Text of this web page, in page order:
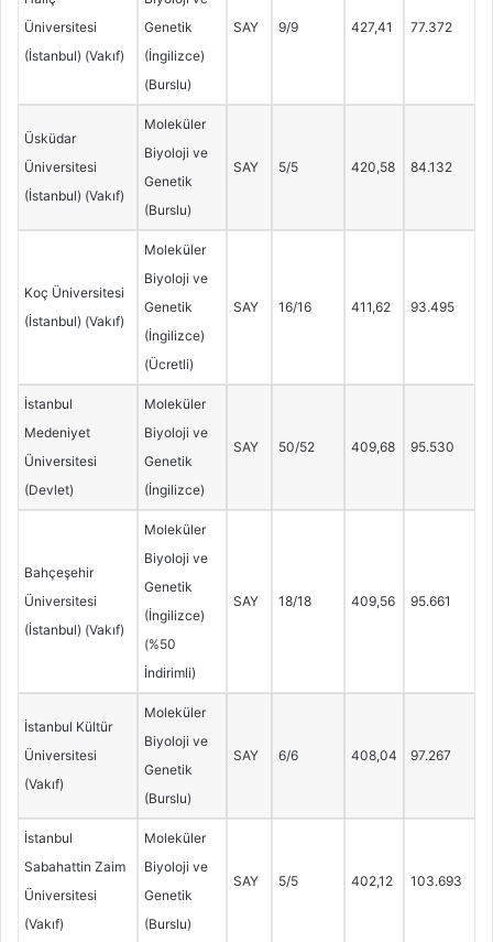
Üniversitesi
(İstanbul) (Vakıf)
Genetik
(İngilizce)
(Burslu)
SAY 9/9 427,41 77.372
Üsküdar
Üniversitesi
(İstanbul) (Vakıf)
Moleküler
Biyoloji ve
Genetik
(Burslu)
SAY 5/5 420,58 84.132
Koç Üniversitesi
(İstanbul) (Vakıf)
Moleküler
Biyoloji ve
Genetik
(İngilizce)
(Ücretli)
SAY 16/16 411,62 93.495
İstanbul
Medeniyet
Üniversitesi
(Devlet)
Moleküler
Biyoloji ve
Genetik
(İngilizce)
SAY 50/52 409,68 95.530
Bahçeşehir
Üniversitesi
(İstanbul) (Vakıf)
Moleküler
Biyoloji ve
Genetik
(İngilizce)
(%50
İndirimli)
SAY 18/18 409,56 95.661
İstanbul Kültür
Üniversitesi
(Vakıf)
Moleküler
Biyoloji ve
Genetik
(Burslu)
SAY 6/6 408,04 97.267
İstanbul
Sabahattin Zaim
Üniversitesi
(Vakıf)
Moleküler
Biyoloji ve
Genetik
(Burslu)
SAY 5/5 402,12 103.693